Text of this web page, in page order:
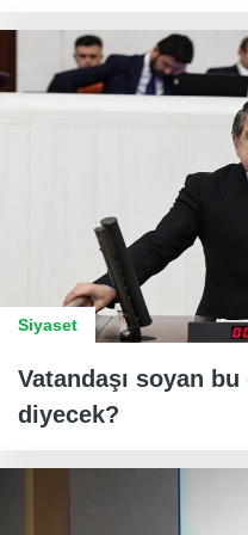
Siyaset
Vatandaşı soyan
diyecek?